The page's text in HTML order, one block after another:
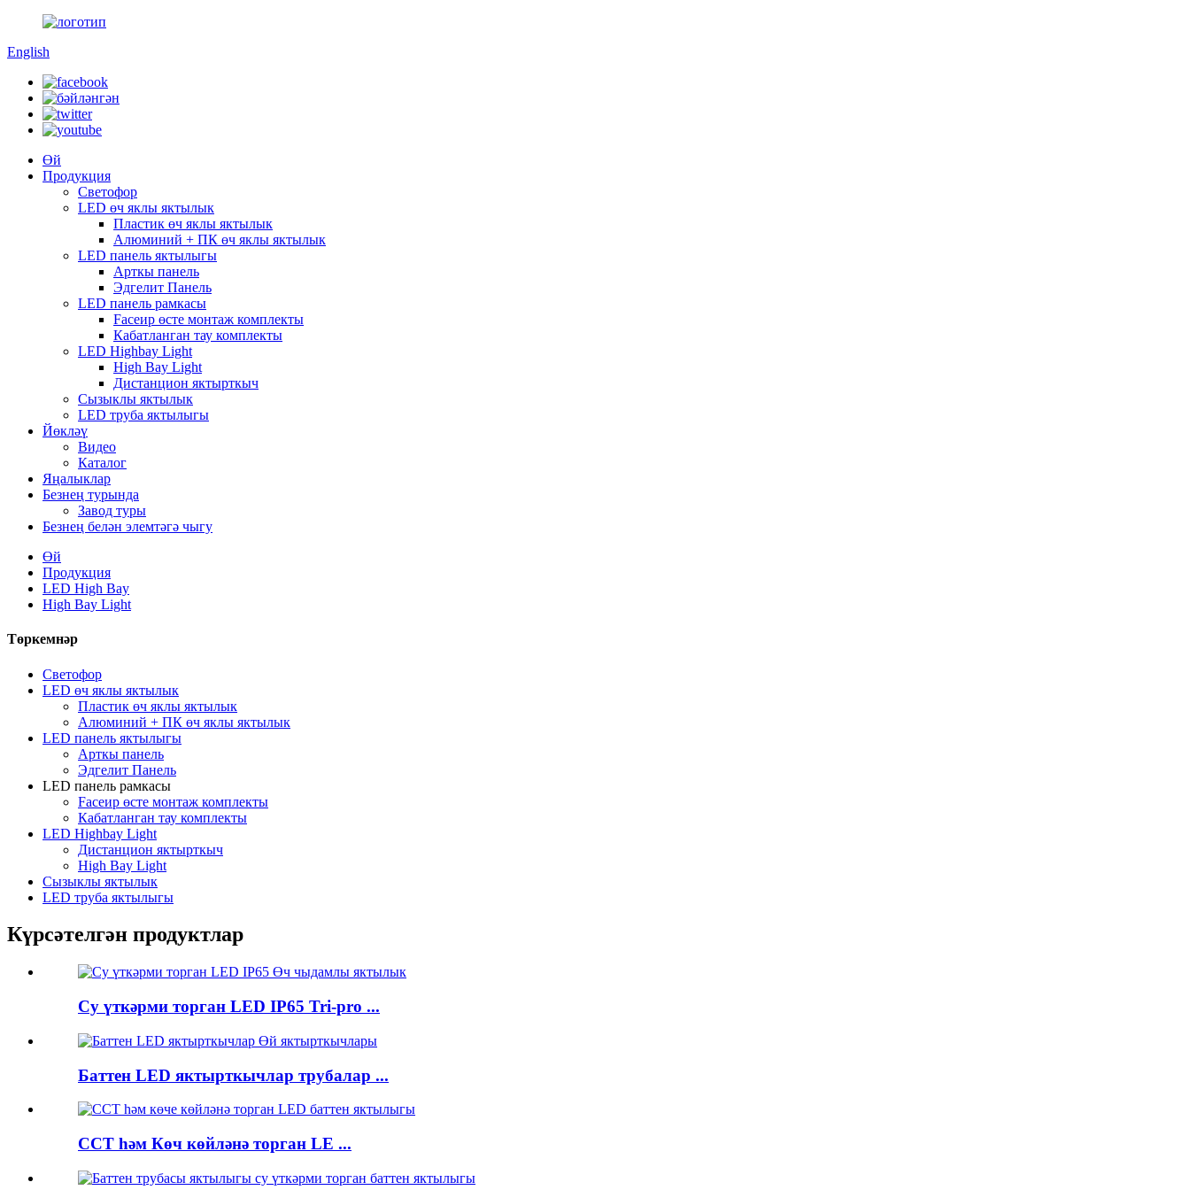
English
Өй
Продукция
Светофор
LED өч яклы яктылык
Пластик өч яклы яктылык
Алюминий + ПК өч яклы яктылык
LED панель яктылыгы
Арткы панель
Эдгелит Панель
LED панель рамкасы
Faceир өсте монтаж комплекты
Кабатланган тау комплекты
LED Highbay Light
High Bay Light
Дистанцион яктырткыч
Сызыклы яктылык
LED труба яктылыгы
Йөкләү
Видео
Каталог
Яңалыклар
Безнең турында
Завод туры
Безнең белән элемтәгә чыгу
Өй
Продукция
LED High Bay
High Bay Light
Төркемнәр
Светофор
LED өч яклы яктылык
Пластик өч яклы яктылык
Алюминий + ПК өч яклы яктылык
LED панель яктылыгы
Арткы панель
Эдгелит Панель
LED панель рамкасы
Faceир өсте монтаж комплекты
Кабатланган тау комплекты
LED Highbay Light
Дистанцион яктырткыч
High Bay Light
Сызыклы яктылык
LED труба яктылыгы
Күрсәтелгән продуктлар
Су үткәрми торган LED IP65 Tri-pro ...
Баттен LED яктырткычлар трубалар ...
CCT һәм Көч көйләнә торган LE ...